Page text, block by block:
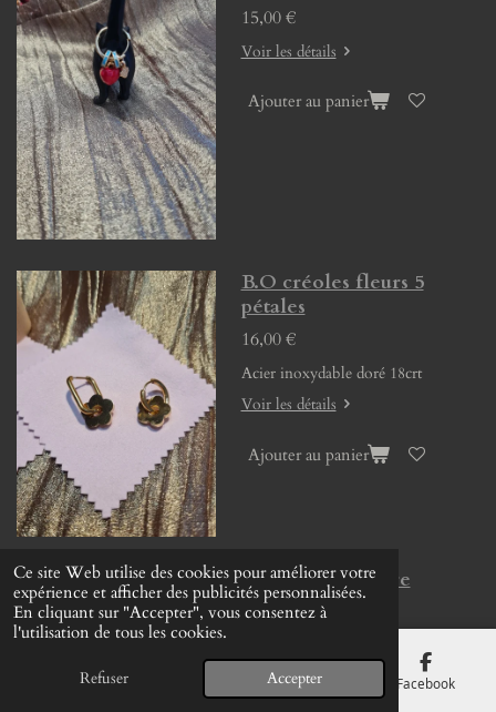
Ce site Web utilise des cookies pour améliorer votre
expérience et afficher des publicités personnalisées.
En cliquant sur "Accepter", vous consentez à
l'utilisation de tous les cookies.
Refuser Accepter
15,00 €
Voir les détails
Ajouter au panier
B.O créoles fleurs 5
pétales
16,00 €
Acier inoxydable doré 18crt
Voir les détails
Ajouter au panier
B.O créoles pierre
naturelle
E-mail Carte Facebook